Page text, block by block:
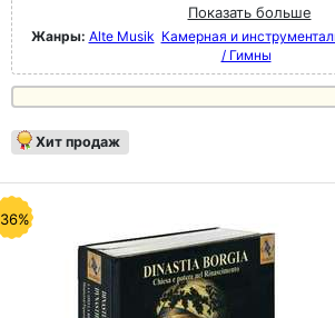
Показать больше
Жанры: Alte Musik Камерная и
/ Гимны
Хит продаж